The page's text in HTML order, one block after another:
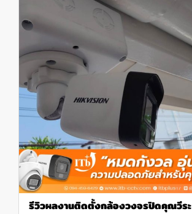
รีวิวผลงานติดตั้งกล้องวงจรปิดคุณวีระ